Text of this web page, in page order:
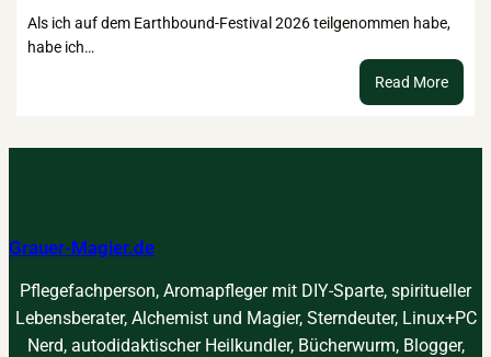
Als ich auf dem Earthbound-Festival 2026 teilgenommen habe,
habe ich…
Read More:
Grauer-Magier.de
Pflegefachperson, Aromapfleger mit DIY-Sparte, spiritueller
Lebensberater, Alchemist und Magier, Sterndeuter, Linux+PC
Nerd, autodidaktischer Heilkundler, Bücherwurm, Blogger,